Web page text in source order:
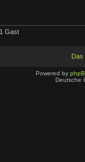
Gast
Das
Powered by
Deutsche